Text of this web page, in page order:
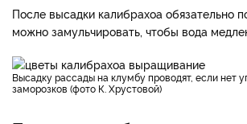
После высадки калибрахоа обязательно
можно замульчировать, чтобы вода
Высадку рассады на клумбу проводят, если нет угрозы возвратных
заморозков (фото К. Хрустовой)